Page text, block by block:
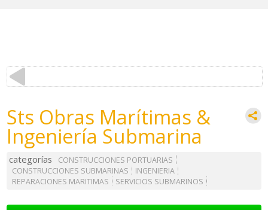
Sts Obras Marítimas &
Ingeniería Submarina
categorías
CONSTRUCCIONES PORTUARIAS
CONSTRUCCIONES SUBMARINAS
INGENIERIA
REPARACIONES MARITIMAS
SERVICIOS SUBMARINOS